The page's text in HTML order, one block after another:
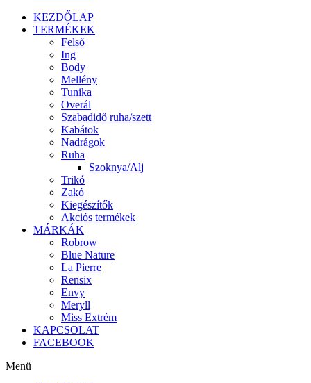
KEZDŐLAP
TERMÉKEK
Felső
Ing
Body
Mellény
Tunika
Overál
Szabadidő ruha/szett
Kabátok
Nadrágok
Ruha
Szoknya/Alj
Trikó
Zakó
Kiegészítők
Akciós termékek
MÁRKÁK
Robrow
Blue Nature
La Pierre
Rensix
Envy
Meryll
Miss Extrém
KAPCSOLAT
FACEBOOK
Menü